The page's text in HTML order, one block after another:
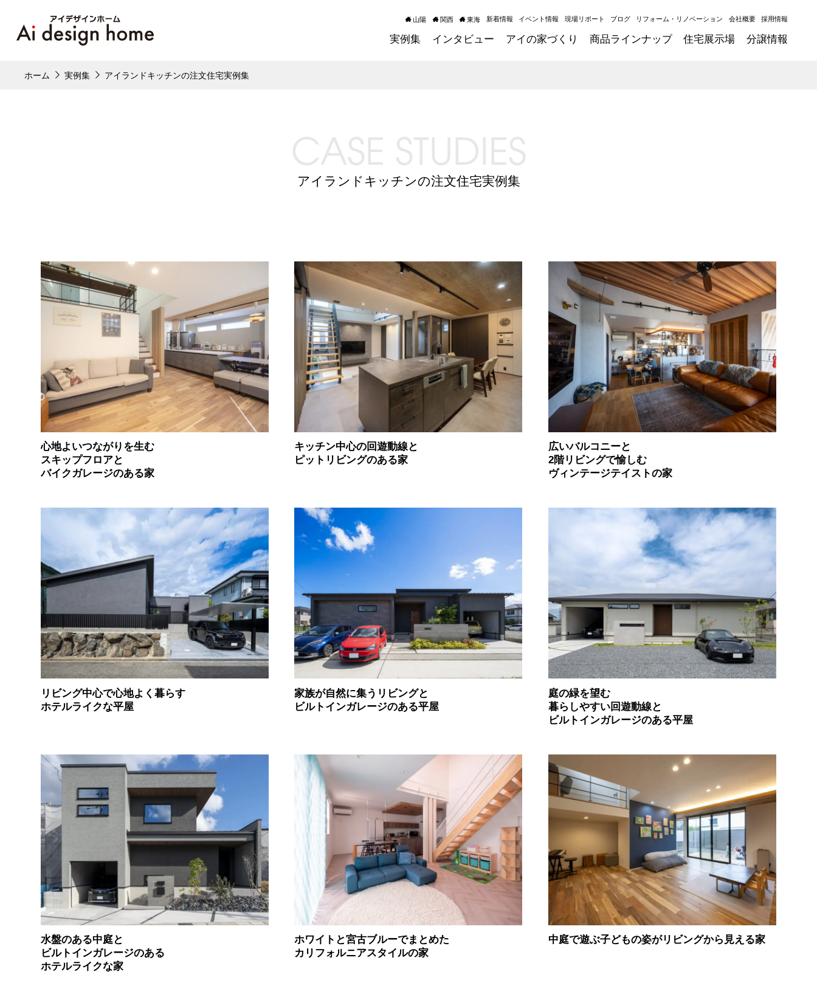
山陽 関西 東海 新着情報 イベント情報 現場リポート ブログ リフォーム・リノベーション 会社概要 採用情報
実例集 インタビュー アイの家づくり 商品ラインナップ 住宅展示場 分譲情報
ホーム 実例集 アイランドキッチンの注文住宅実例集
CASE STUDIES
アイランドキッチンの注文住宅実例集
心地よいつながりを生む
スキップフロアと
バイクガレージのある家
キッチン中心の回遊動線と
ピットリビングのある家
広いバルコニーと
2階リビングで愉しむ
ヴィンテージテイストの家
リビング中心で心地よく暮らす
ホテルライクな平屋
家族が自然に集うリビングと
ビルトインガレージのある平屋
庭の緑を望む
暮らしやすい回遊動線と
ビルトインガレージのある平屋
水盤のある中庭と
ビルトインガレージのある
ホテルライクな家
ホワイトと宮古ブルーでまとめた
カリフォルニアスタイルの家
中庭で遊ぶ子どもの姿がリビングから見える家